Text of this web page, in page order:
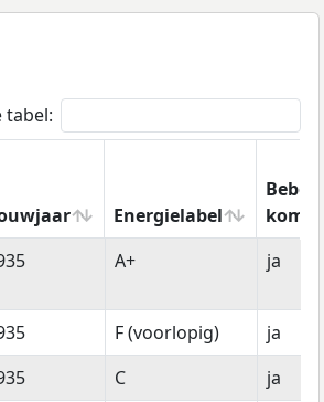
tabel:
Energielabel
kom
Energielabel
kom
A+ ja
F (voorlopig)
ja
C
ja